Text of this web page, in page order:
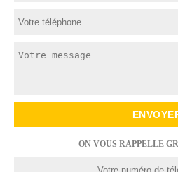
ON VOUS RAPPELLE